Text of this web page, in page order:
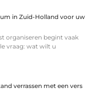
in Zuid-Holland voor uw
organiseren begint vaak
vraag: wat wilt u
verrassen met een vers